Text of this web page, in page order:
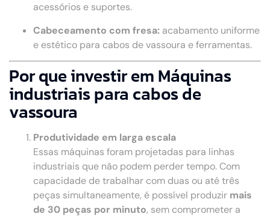
acessórios e suportes.
Cabeceamento com fresa: acabamento uniforme
e estético para cabos de vassoura e ferramentas.
Por que investir em Máquinas
industriais para cabos de
vassoura
Produtividade em larga escala
Essas máquinas foram projetadas para linhas
industriais que não podem perder tempo. Com
capacidade de trabalhar com duas ou até três
peças simultaneamente, é possível produzir mais
de 30 peças por minuto, sem comprometer a